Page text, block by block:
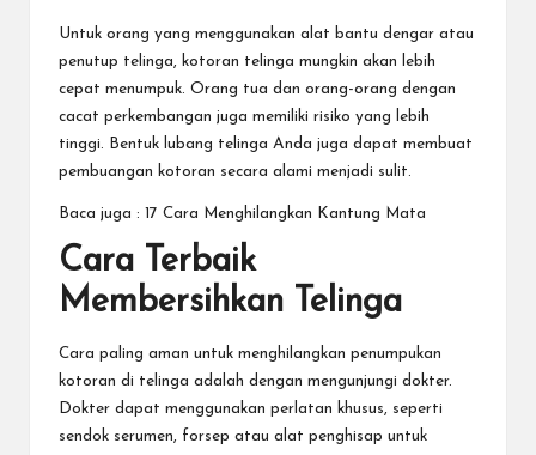
Untuk orang yang menggunakan alat bantu dengar atau
penutup telinga, kotoran telinga mungkin akan lebih
cepat menumpuk. Orang tua dan orang-orang dengan
cacat perkembangan juga memiliki risiko yang lebih
tinggi. Bentuk lubang telinga Anda juga dapat membuat
pembuangan kotoran secara alami menjadi sulit.
Baca juga : 17 Cara Menghilangkan Kantung Mata
Cara Terbaik
Membersihkan Telinga
Cara paling aman untuk menghilangkan penumpukan
kotoran di telinga adalah dengan mengunjungi dokter.
Dokter dapat menggunakan perlatan khusus, seperti
sendok serumen, forsep atau alat penghisap untuk